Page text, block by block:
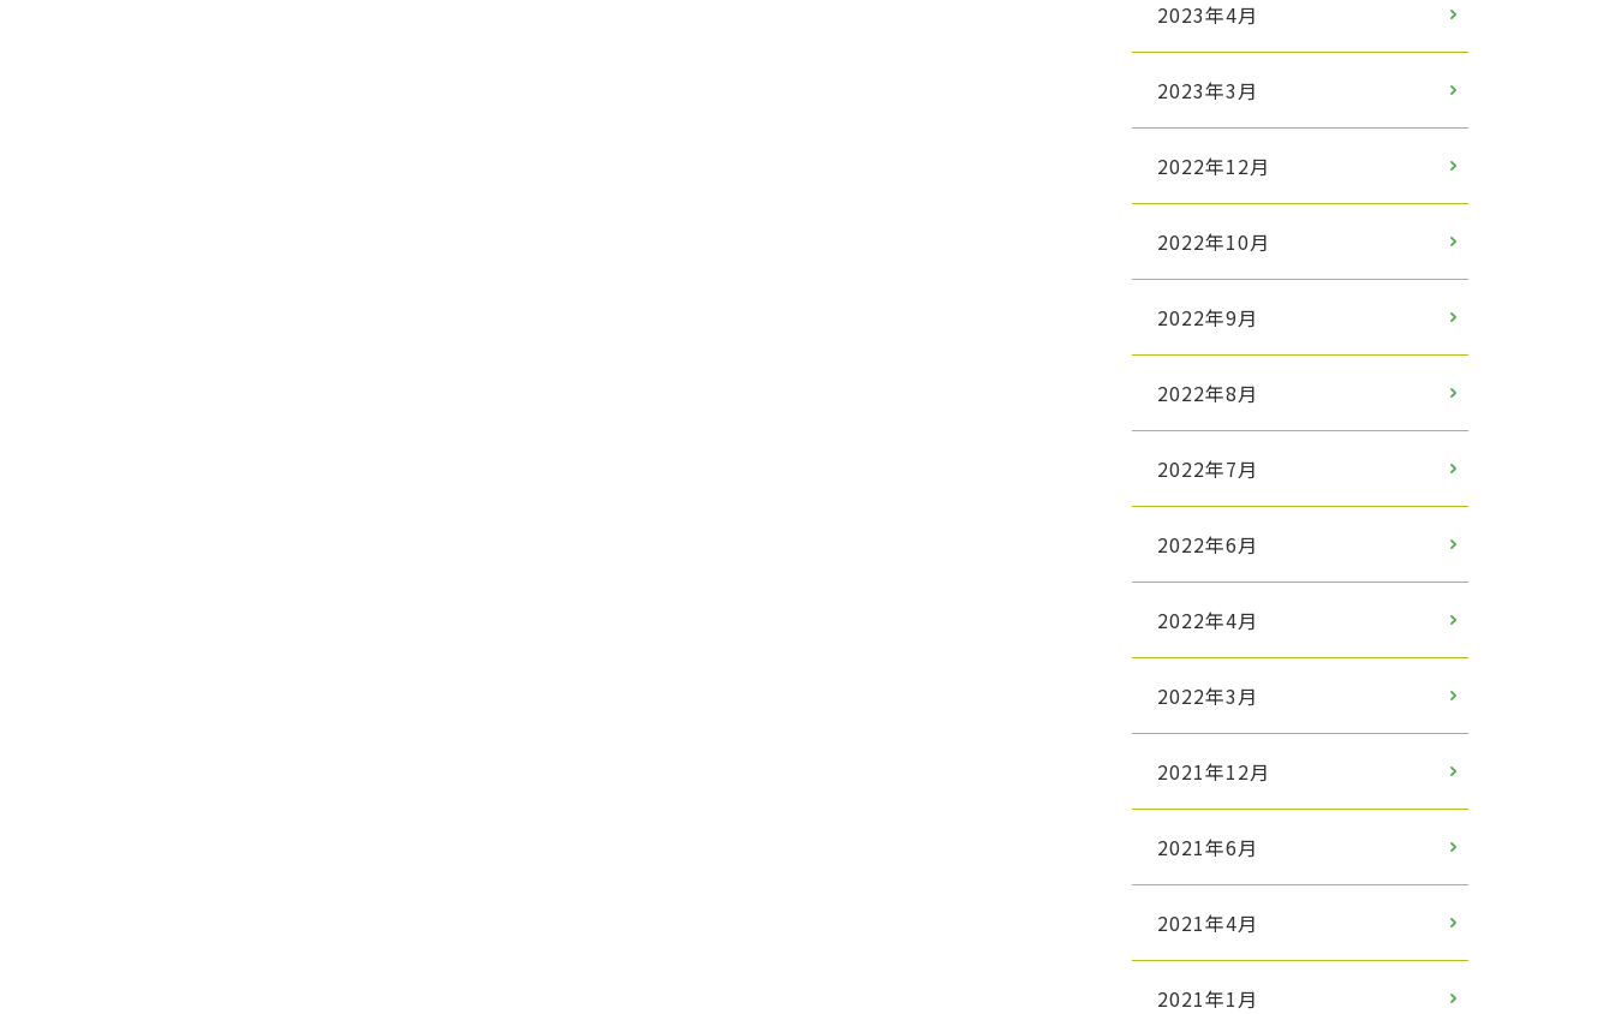
2023年4月
2023年3月
2022年12月
2022年10月
2022年9月
2022年8月
2022年7月
2022年6月
2022年4月
2022年3月
2021年12月
2021年6月
2021年4月
2021年1月